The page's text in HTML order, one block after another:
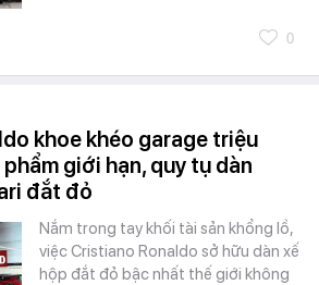
0
khoe khéo garage triệu
phẩm giới hạn, quy tụ dàn
đắt đỏ
Nắm trong tay khối tài sản khổng lồ,
việc Cristiano Ronaldo sở hữu dàn xế
hộp đắt đỏ bậc nhất thế giới không